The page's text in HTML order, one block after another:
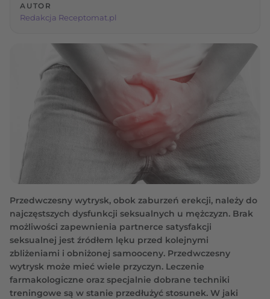
AUTOR
Redakcja Receptomat.pl
Przedwczesny wytrysk, obok zaburzeń erekcji, należy do
najczęstszych dysfunkcji seksualnych u mężczyzn. Brak
możliwości zapewnienia partnerce satysfakcji
seksualnej jest źródłem lęku przed kolejnymi
zbliżeniami i obniżonej samooceny. Przedwczesny
wytrysk może mieć wiele przyczyn. Leczenie
farmakologiczne oraz specjalnie dobrane techniki
treningowe są w stanie przedłużyć stosunek. W jaki